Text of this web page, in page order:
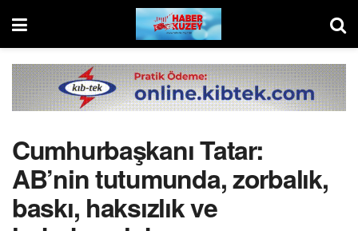
Cumhurbaşkanı Tatar:
AB’nin tutumunda, zorbalık,
baskı, haksızlık ve